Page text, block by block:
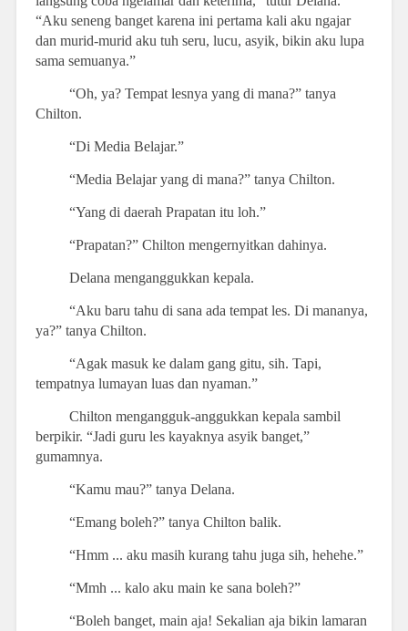
“Aku seneng banget karena ini pertama kali aku ngajar
dan murid-murid aku tuh seru, lucu, asyik, bikin aku lupa
sama semuanya.”
“Oh, ya? Tempat lesnya yang di mana?” tanya
Chilton.
“Di Media Belajar.”
“Media Belajar yang di mana?” tanya Chilton.
“Yang di daerah Prapatan itu loh.”
“Prapatan?” Chilton mengernyitkan dahinya.
Delana menganggukkan kepala.
“Aku baru tahu di sana ada tempat les. Di mananya,
ya?” tanya Chilton.
“Agak masuk ke dalam gang gitu, sih. Tapi,
tempatnya lumayan luas dan nyaman.”
Chilton mengangguk-anggukkan kepala sambil
berpikir. “Jadi guru les kayaknya asyik banget,”
gumamnya.
“Kamu mau?” tanya Delana.
“Emang boleh?” tanya Chilton balik.
“Hmm ... aku masih kurang tahu juga sih, hehehe.”
“Mmh ... kalo aku main ke sana boleh?”
“Boleh banget, main aja! Sekalian aja bikin lamaran